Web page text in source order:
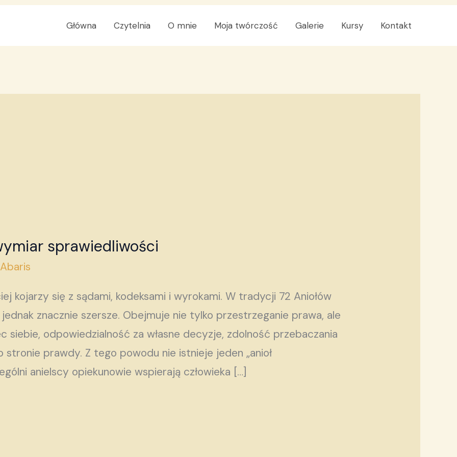
Główna Czytelnia O mnie Moja twórczość Galerie Kursy Kontakt
sprawiedliwości
Abaris
kojarzy się z sądami, kodeksami i wyrokami. W tradycji 72 Aniołów
znacznie szersze. Obejmuje nie tylko przestrzeganie prawa, ale
siebie, odpowiedzialność za własne decyzje, zdolność przebaczania
stronie prawdy. Z tego powodu nie istnieje jeden „anioł
anielscy opiekunowie wspierają człowieka […]